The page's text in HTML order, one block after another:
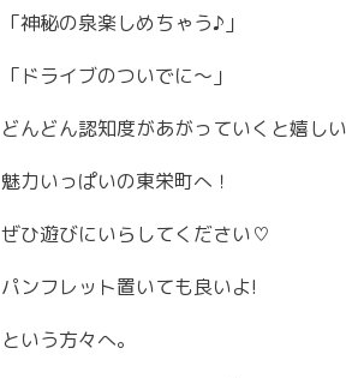
「神秘の泉楽しめちゃう♪」
「ドライブのついでに〜」
どんどん認知度があがっていくと嬉し
魅力いっぱいの東栄町へ！
ぜひ遊びにいらしてください♡
パンフレット置いても良いよ!
という方々へ。